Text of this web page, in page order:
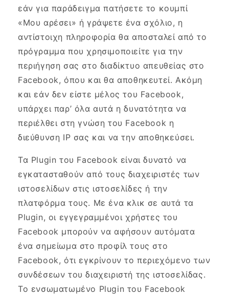
εάν για παράδειγμα πατήσετε το κουμπί
«Μου αρέσει» ή γράψετε ένα σχόλιο, η
αντίστοιχη πληροφορία θα αποσταλεί από το
πρόγραμμα που χρησιμοποιείτε για την
περιήγηση σας στο διαδίκτυο απευθείας στο
Facebook, όπου και θα αποθηκευτεί. Ακόμη
και εάν δεν είστε μέλος του Facebook,
υπάρχει παρ’ όλα αυτά η δυνατότητα να
περιέλθει στη γνώση του Facebook η
διεύθυνση IP σας και να την αποθηκεύσει.
Τα Plugin του Facebook είναι δυνατό να
εγκατασταθούν από τους διαχειριστές των
ιστοσελίδων στις ιστοσελίδες ή την
πλατφόρμα τους. Με ένα κλικ σε αυτά τα
Plugin, οι εγγεγραμμένοι χρήστες του
Facebook μπορούν να αφήσουν αυτόματα
ένα σημείωμα στο προφίλ τους στο
Facebook, ότι εγκρίνουν το περιεχόμενο των
συνδέσεων του διαχειριστή της ιστοσελίδας.
Το ενσωματωμένο Plugin του Facebook